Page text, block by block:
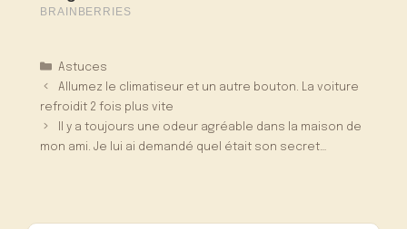
Catégories
Astuces
Allumez le climatiseur et un autre bouton. La voiture
refroidit 2 fois plus vite
Il y a toujours une odeur agréable dans la maison de
mon ami. Je lui ai demandé quel était son secret…